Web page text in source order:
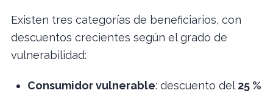
Existen tres categorías de beneficiarios, con
descuentos crecientes según el grado de
vulnerabilidad:
Consumidor vulnerable: descuento del25 %